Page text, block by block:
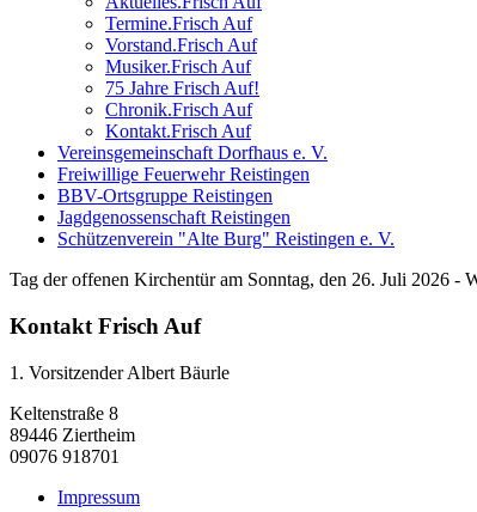
Termine.Frisch Auf
Vorstand.Frisch Auf
Musiker.Frisch Auf
75 Jahre Frisch Auf!
Chronik.Frisch Auf
Kontakt.Frisch Auf
Vereinsgemeinschaft Dorfhaus e. V.
Freiwillige Feuerwehr Reistingen
BBV-Ortsgruppe Reistingen
Jagdgenossenschaft Reistingen
Schützenverein "Alte Burg" Reistingen e. V.
Tag der offenen Kirchentür am Sonntag, den 26. Juli 2026 -
Kontakt Frisch Auf
1. Vorsitzender Albert Bäurle
Keltenstraße 8
89446 Ziertheim
09076 918701
Impressum